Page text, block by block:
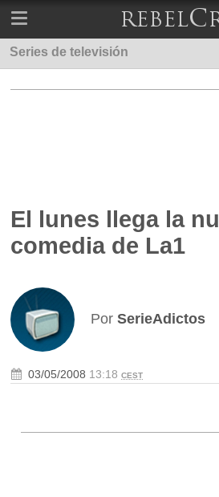
Series de televisión
El lunes llega la
comedia de La1
PorSerieAdictos
03/05/2008 13:18CEST